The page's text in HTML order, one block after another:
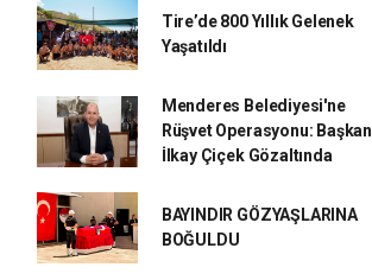
Tire’de 800 Yıllık Gelenek
Yaşatıldı
Menderes Belediyesi'ne
Rüşvet Operasyonu: Başkan
İlkay Çiçek Gözaltında
BAYINDIR GÖZYAŞLARINA
BOĞULDU